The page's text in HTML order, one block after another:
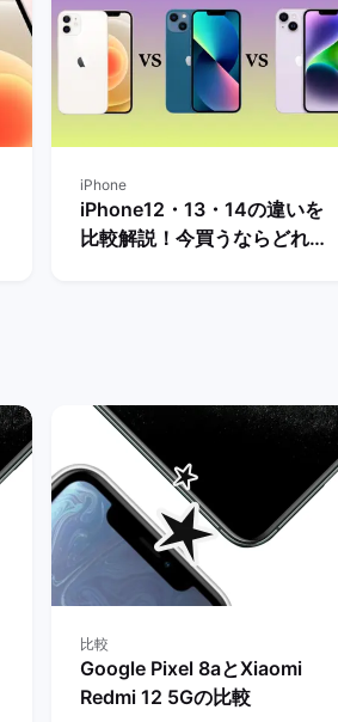
iPhone
iPhone12・13・14の違いを
比較解説！今買うならどれが
比較
Google Pixel 8aとXiaomi
Redmi 12 5Gの比較